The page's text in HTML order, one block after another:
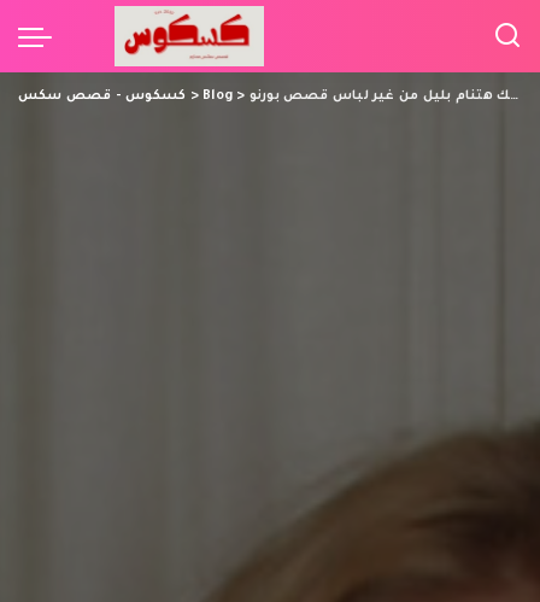
كسكوس - قصص سكس > Blog> أمك هتنام بليل من غير لباس قصص بورنو